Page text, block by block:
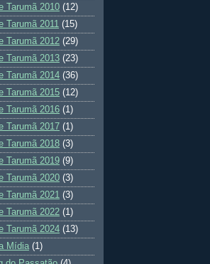
Tarumã 2010 (12)
Tarumã 2011 (15)
Tarumã 2012 (29)
Tarumã 2013 (23)
Tarumã 2014 (36)
Tarumã 2015 (12)
Tarumã 2016 (1)
Tarumã 2017 (1)
Tarumã 2018 (3)
Tarumã 2019 (9)
Tarumã 2020 (3)
Tarumã 2021 (3)
Tarumã 2022 (1)
Tarumã 2024 (13)
Mídia (1)